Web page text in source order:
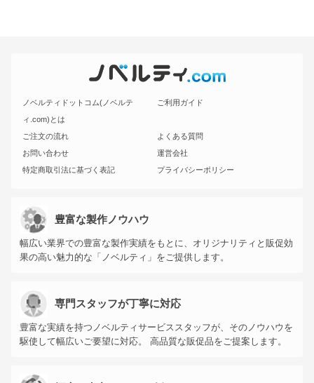
ノベルティドットコム(ノベルテ
ィ.com)とは
ご利用ガイド
ご注文の流れ
よくある質問
お問い合わせ
運営会社
特定商取引法に基づく表記
プライバシーポリシー
豊富な製作ノウハウ
幅広い業界での豊富な製作実績をもとに、オリジナリティと販促効
果の高い魅力的な「ノベルティ」をご提供します。
専門スタッフが丁寧に対応
豊富な実績を持つノベルティサービススタッフが、そのノウハウを
駆使して幅広いご要望に対応。 高品質な販促品をご提案します。